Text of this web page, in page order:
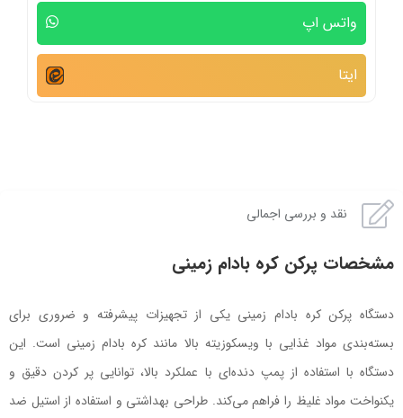
واتس اپ
ایتا
نقد و بررسی اجمالی
مشخصات پرکن کره بادام زمینی
دستگاه پرکن کره بادام زمینی یکی از تجهیزات پیشرفته و ضروری برای
بسته‌بندی مواد غذایی با ویسکوزیته بالا مانند کره بادام زمینی است. این
دستگاه با استفاده از پمپ دنده‌ای با عملکرد بالا، توانایی پر کردن دقیق و
یکنواخت مواد غلیظ را فراهم می‌کند. طراحی بهداشتی و استفاده از استیل ضد